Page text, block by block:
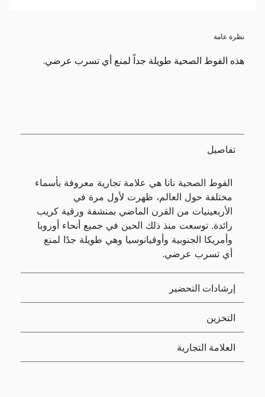
نظرة عامة
هذه الفوط الصحية طويلة جداً لمنع أي تسرب عرضي.
تفاصيل
الفوط الصحية نانا هي علامة تجارية معروفة بأسماء
مختلفة حول العالم، ظهرت لأول مرة في
الأربعينيات من القرن الماضي بمنشفة ورقية كريب
رائدة. توسعت منذ ذلك الحين في جميع أنحاء أوروبا
وأمريكا الجنوبية وأوقيانوسيا وهي طويلة جدًا لمنع
أي تسرب عرضي.
إرشادات التحضير
التخزين
العلامة التجارية